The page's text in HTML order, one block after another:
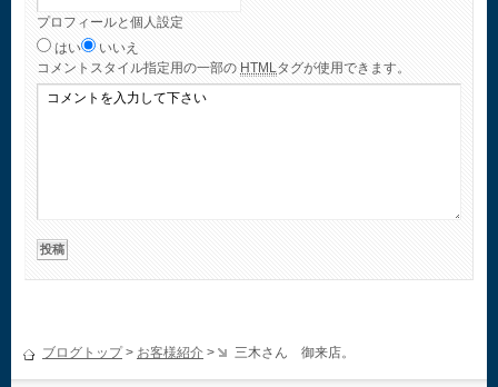
プロフィールと個人設定
はい
いいえ
コメント スタイル指定用の一部の HTMLタグが使用できます。
ブログトップ> お客様紹介 > 三木さん 御来店。